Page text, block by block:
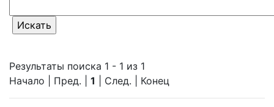
Результаты поиска 1 - 1 из 1
Начало | Пред. | 1 | След. | Конец